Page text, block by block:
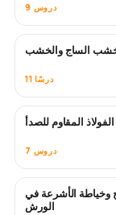
9 دروس
الساج والخشب
11 درسًا
قريبًا
المقاوم للصدأ
7 دروس
قريبًا
وخياطة الأشرعة في
الورش